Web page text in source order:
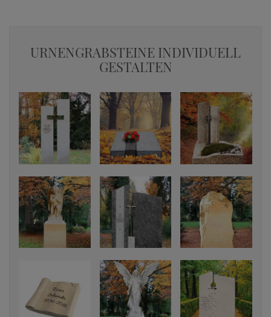
URNENGRABSTEINE INDIVIDUELL
GESTALTEN